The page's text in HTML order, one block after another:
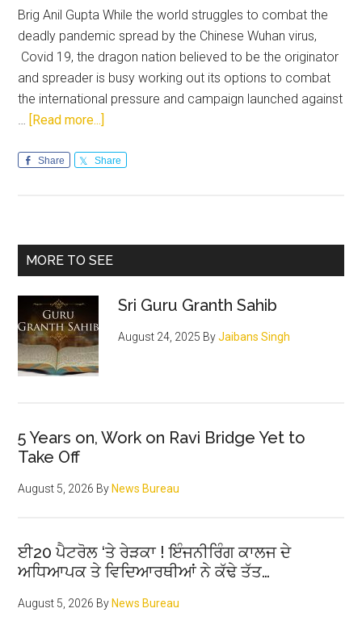
Brig Anil Gupta While the world struggles to combat the
deadly pandemic spread by the Chinese Wuhan virus,
Covid 19, the dragon nation believed to be the originator
and spreader is busy working out its options to combat
the international pressure and campaign launched against
…
[Read more...]
the
to
the
Share Share
Primary
MORE TO SEE
Sri Guru Granth Sahib
August 24, 2025 ByJaibans Singh
5 Years on, Work on Ravi Bridge Yet to
Take Off
August 5, 2026 By News Bureau
ਈ20 ਪੈਟਰੋਲ ‘ਤੇ ਰੇੜਕਾ ! ਇੰਜਨੀਰਿੰਗ ਕਾਲਜ ਦੇ
ਅਧਿਆਪਕ ਤੇ ਵਿਦਿਆਰਥੀਆਂ ਨੇ ਕੱਢੇ ਤੱਤ…
August 5, 2026 By News Bureau